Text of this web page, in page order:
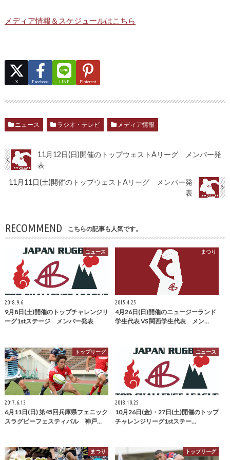
メディア情報＆スケジュールはこちら
X Facebook LINE Pinterest
ニュース ラジオ・テレビ メディア情報
11月12日(日)開催のトップウェストAリーグ メンバー発
表
11月11日(土)開催のトップウェストAリーグ メンバー発
表
RECOMMEND こちらの記事も人気です。
ニュース
2018.9.6
9月8日(土)開催のトップチャレンジリ
ーグ1stステージ メンバー発表
まつり
2015.4.25
4月26日(日)開催のニュージーランド
学生代表 VS 関西学生代表 メン…
トップリーグ
2017.6.13
6月11日(日) 第45回兵庫県フェニック
スラグビーフェスティバル 神戸…
ニュース
2018.10.25
10月26日(金)・27日(土)開催のトップ
チャレンジリーグ1stステー…
まつり トップリーグ